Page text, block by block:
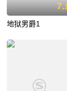
7.
地狱男爵1